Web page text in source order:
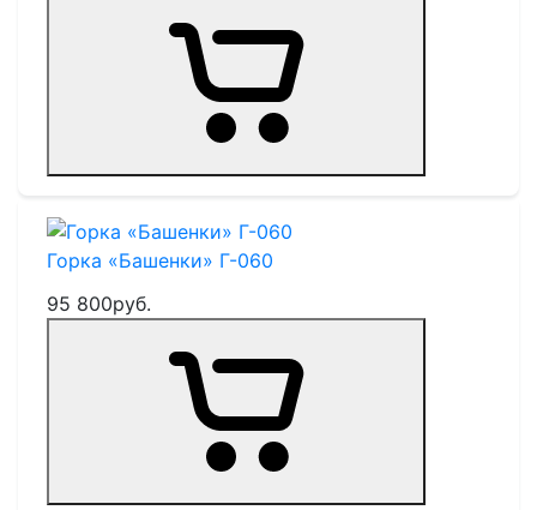
Горка «Башенки» Г-060
95 800руб.